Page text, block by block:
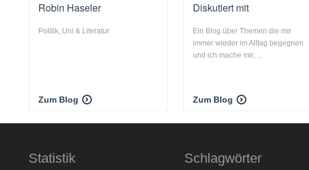
Robin Haseler
Politik, Uni & Literatur
Zum Blog
Diskutiert mit
Ein Blog über Themen die mir
immer wieder im Alltag begegnen
und ich mache mir, ...
Zum Blog
Statistik Schlagwörter